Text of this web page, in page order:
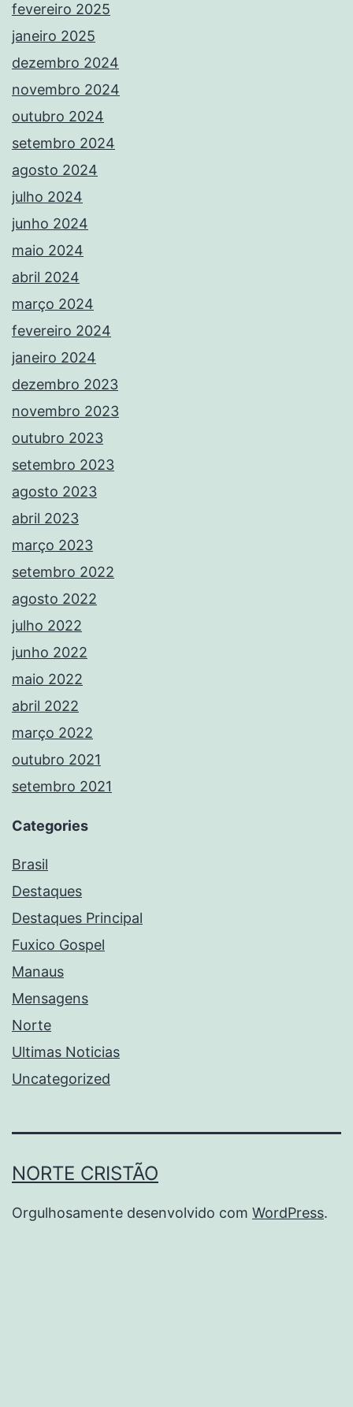
fevereiro 2025
janeiro 2025
dezembro 2024
novembro 2024
outubro 2024
setembro 2024
agosto 2024
julho 2024
junho 2024
maio 2024
abril 2024
março 2024
fevereiro 2024
janeiro 2024
dezembro 2023
novembro 2023
outubro 2023
setembro 2023
agosto 2023
abril 2023
março 2023
setembro 2022
agosto 2022
julho 2022
junho 2022
maio 2022
abril 2022
março 2022
outubro 2021
setembro 2021
Categories
Brasil
Destaques
Destaques Principal
Fuxico Gospel
Manaus
Mensagens
Norte
Ultimas Noticias
Uncategorized
NORTE CRISTÃO
Orgulhosamente desenvolvido com WordPress.